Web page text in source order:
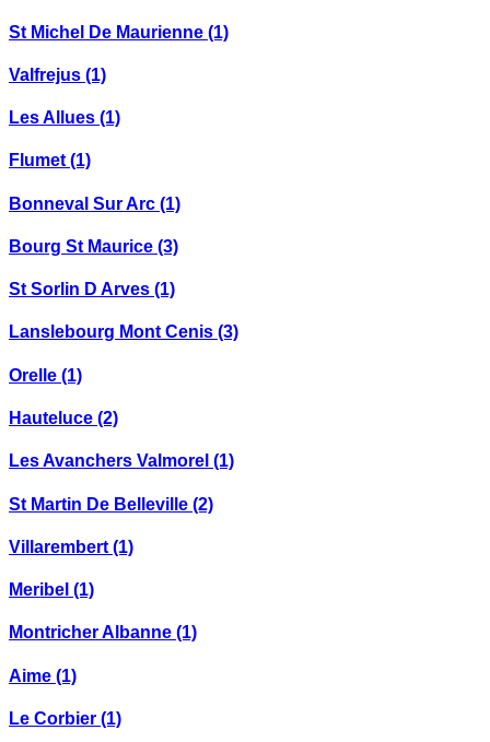
St Michel De Maurienne (1)
Valfrejus (1)
Les Allues (1)
Flumet(1)
Bonneval Sur Arc (1)
Bourg St Maurice (3)
St Sorlin D Arves (1)
Lanslebourg Mont Cenis (3)
Orelle (1)
Hauteluce (2)
Les Avanchers Valmorel (1)
St Martin De Belleville (2)
Villarembert (1)
Meribel (1)
Montricher Albanne (1)
Aime (1)
Le Corbier (1)